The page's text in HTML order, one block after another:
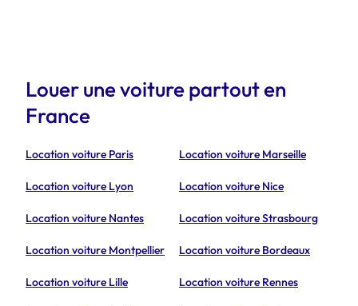
Louer une voiture partout en
France
Location voiture Paris Location voiture Marseille
Location voiture Lyon Location voiture Nice
Location voiture Nantes Location voiture Strasbourg
Location voiture Montpellier Location voiture Bordeaux
Location voiture Lille Location voiture Rennes